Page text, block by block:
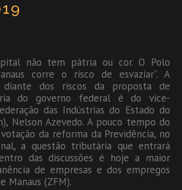
não tem pátria ou cor. O Polo
corre o risco de esvaziar”. A
diante dos riscos da proposta de
do governo federal é do vice-
das Indústrias do Estado do
Nelson Azevedo. A pouco tempo do
da reforma da Previdência, no
a questão tributária que entrará
das discussões é hoje a maior
de empresas e dos empregos
Manaus (ZFM).